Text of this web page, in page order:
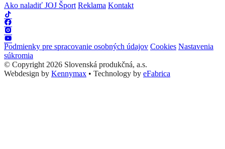
Ako naladiť JOJ Šport Reklama Kontakt
Podmienky pre spracovanie osobných údajov Cookies Nastavenia
súkromia
© Copyright 2026 Slovenská produkčná, a.s.
Webdesign by Kennymax • Technology by eFabrica